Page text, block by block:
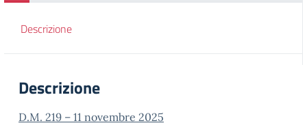
Descrizione
Descrizione
D.M. 219 – 11 novembre 2025